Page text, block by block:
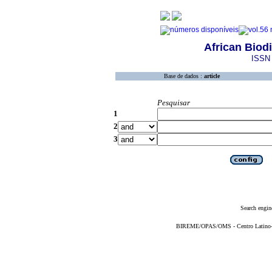
African
Base de dados : article
Pesquisar
1
2
3
Search
BIREME/OPAS/OMS - Centro Latino-